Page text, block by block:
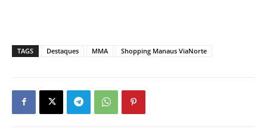
TAGS Destaques MMA Shopping Manaus ViaNorte